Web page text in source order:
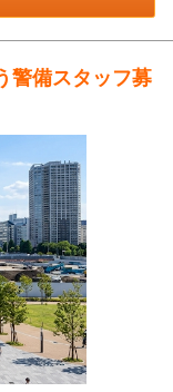
警備スタッフ募